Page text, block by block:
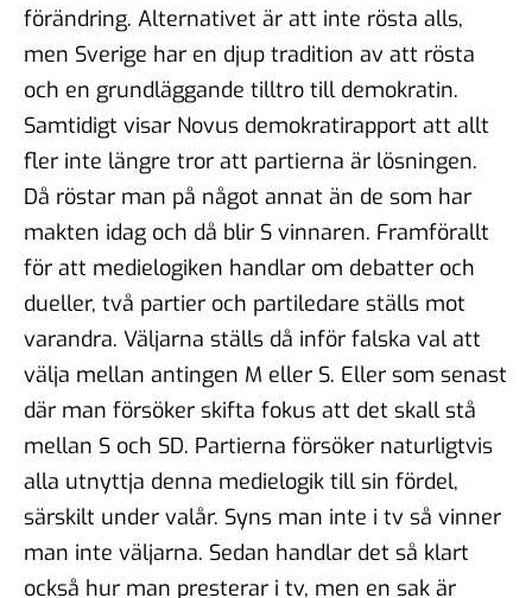
förändring. Alternativet är att inte rösta alls,
men Sverige har en djup tradition av att rösta
och en grundläggande tilltro till demokratin.
Samtidigt visar Novus demokratirapport att allt
fler inte längre tror att partierna är lösningen.
Då röstar man på något annat än de som har
makten idag och då blir S vinnaren. Framförallt
för att medielogiken handlar om debatter och
dueller, två partier och partiledare ställs mot
varandra. Väljarna ställs då inför falska val att
välja mellan antingen M eller S. Eller som senast
där man försöker skifta fokus att det skall stå
mellan S och SD. Partierna försöker naturligtvis
alla utnyttja denna medielogik till sin fördel,
särskilt under valår. Syns man inte i tv så vinner
man inte väljarna. Sedan handlar det så klart
också hur man presterar i tv, men en sak är